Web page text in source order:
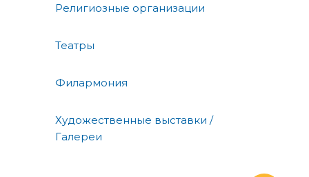
Религиозные организации
Театры
Филармония
Художественные выставки /
Галереи